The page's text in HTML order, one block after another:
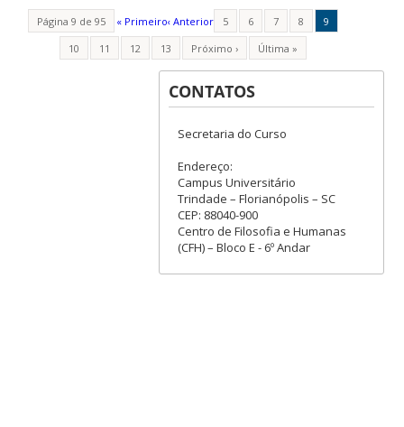
Página 9 de 95 « Primeiro‹ Anterior 5 6 7 8
9
10
11 12 13 Próximo › Última »
CONTATOS
Secretaria do Curso
Endereço:
Campus Universitário
Trindade – Florianópolis – SC
CEP: 88040-900
Centro de Filosofia e Humanas
(CFH) – Bloco E - 6º Andar